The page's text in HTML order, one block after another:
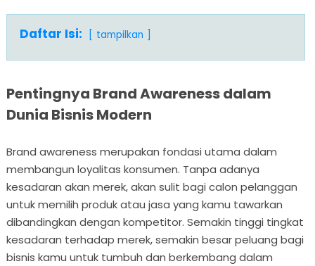
Daftar Isi: tampilkan
Pentingnya Brand Awareness dalam
Dunia Bisnis Modern
Brand awareness merupakan fondasi utama dalam
membangun loyalitas konsumen. Tanpa adanya
kesadaran akan merek, akan sulit bagi calon pelanggan
untuk memilih produk atau jasa yang kamu tawarkan
dibandingkan dengan kompetitor. Semakin tinggi tingkat
kesadaran terhadap merek, semakin besar peluang bagi
bisnis kamu untuk tumbuh dan berkembang dalam